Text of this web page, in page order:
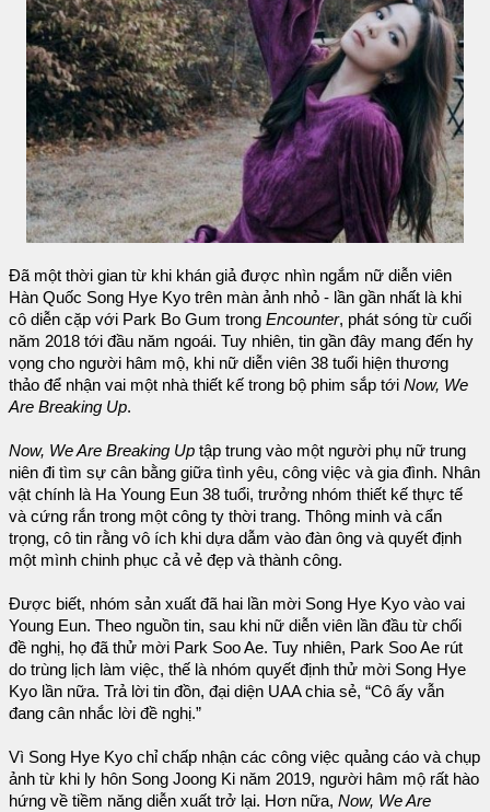
Đã một thời gian từ khi khán giả được nhìn ngắm nữ diễn viên
Hàn Quốc Song Hye Kyo trên màn ảnh nhỏ - lần gần nhất là khi
cô diễn cặp với Park Bo Gum trong Encounter, phát sóng từ cuối
năm 2018 tới đầu năm ngoái. Tuy nhiên, tin gần đây mang đến hy
vọng cho người hâm mộ, khi nữ diễn viên 38 tuổi hiện thương
thảo để nhận vai một nhà thiết kế trong bộ phim sắp tới Now, We
Are Breaking Up.
Now, We Are Breaking Up tập trung vào một người phụ nữ trung
niên đi tìm sự cân bằng giữa tình yêu, công việc và gia đình. Nhân
vật chính là Ha Young Eun 38 tuổi, trưởng nhóm thiết kế thực tế
và cứng rắn trong một công ty thời trang. Thông minh và cẩn
trọng, cô tin rằng vô ích khi dựa dẫm vào đàn ông và quyết định
một mình chinh phục cả vẻ đẹp và thành công.
Được biết, nhóm sản xuất đã hai lần mời Song Hye Kyo vào vai
Young Eun. Theo nguồn tin, sau khi nữ diễn viên lần đầu từ chối
đề nghị, họ đã thử mời Park Soo Ae. Tuy nhiên, Park Soo Ae rút
do trùng lịch làm việc, thế là nhóm quyết định thử mời Song Hye
Kyo lần nữa. Trả lời tin đồn, đại diện UAA chia sẻ, “Cô ấy vẫn
đang cân nhắc lời đề nghị.”
Vì Song Hye Kyo chỉ chấp nhận các công việc quảng cáo và chụp
ảnh từ khi ly hôn Song Joong Ki năm 2019, người hâm mộ rất hào
hứng về tiềm năng diễn xuất trở lại. Hơn nữa, Now, We Are